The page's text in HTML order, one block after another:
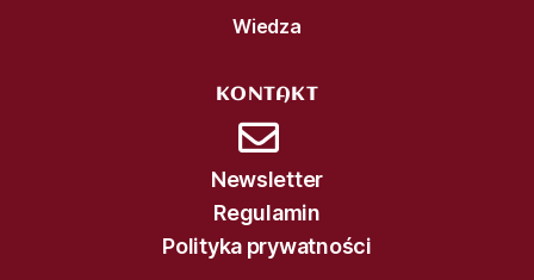
Wiedza
KONTAKT
Newsletter
Regulamin
Polityka prywatności